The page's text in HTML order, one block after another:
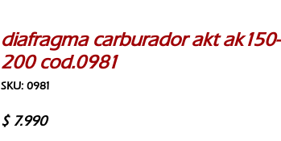
diafragma carburador akt ak150-
200 cod.0981
SKU: 0981
$ 7.990Precio